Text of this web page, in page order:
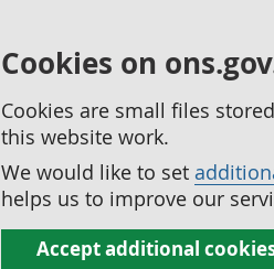
Cookies on
Cookies are small files
this website work.
We would like to set
helps us to improve our
Accept additional